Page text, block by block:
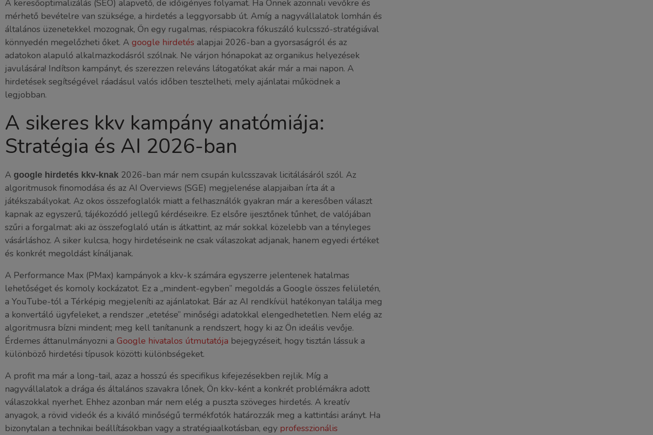
A keresőoptimalizálás (SEO) alapvető, de időigényes folyamat. Ha Önnek azonnali vevőkre és
mérhető bevételre van szüksége, a hirdetés a leggyorsabb út. Amíg a nagyvállalatok lomhán és
általános üzenetekkel mozognak, Ön egy rugalmas, réspiacokra fókuszáló kulcsszó-stratégiával
könnyedén megelőzheti őket. A google hirdetés alapjai 2026-ban a gyorsaságról és az
adatokon alapuló alkalmazkodásról szólnak. Ne várjon hónapokat az organikus helyezések
javulására! Indítson kampányt, és szerezzen releváns látogatókat akár már a mai napon. A
hirdetések segítségével ráadásul valós időben tesztelheti, mely ajánlatai működnek a
legjobban.
A sikeres kkv kampány anatómiája:
Stratégia és AI 2026-ban
A google hirdetés kkv-knak 2026-ban már nem csupán kulcsszavak licitálásáról szól. Az
algoritmusok finomodása és az AI Overviews (SGE) megjelenése alapjaiban írta át a
játékszabályokat. Az okos összefoglalók miatt a felhasználók gyakran már a keresőben választ
kapnak az egyszerű, tájékozódó jellegű kérdéseikre. Ez elsőre ijesztőnek tűnhet, de valójában
szűri a forgalmat: aki az összefoglaló után is átkattint, az már sokkal közelebb van a tényleges
vásárláshoz. A siker kulcsa, hogy hirdetéseink ne csak válaszokat adjanak, hanem egyedi értéket
és konkrét megoldást kínáljanak.
A Performance Max (PMax) kampányok a kkv-k számára egyszerre jelentenek hatalmas
lehetőséget és komoly kockázatot. Ez a „mindent-egyben” megoldás a Google összes felületén,
a YouTube-tól a Térképig megjeleníti az ajánlatokat. Bár az AI rendkívül hatékonyan találja meg
a konvertáló ügyfeleket, a rendszer „etetése” minőségi adatokkal elengedhetetlen. Nem elég az
algoritmusra bízni mindent; meg kell tanítanunk a rendszert, hogy ki az Ön ideális vevője.
Érdemes áttanulmányozni a Google hivatalos útmutatója bejegyzéseit, hogy tisztán lássuk a
különböző hirdetési típusok közötti különbségeket.
A profit ma már a long-tail, azaz a hosszú és specifikus kifejezésekben rejlik. Míg a
nagyvállalatok a drága és általános szavakra lőnek, Ön kkv-ként a konkrét problémákra adott
válaszokkal nyerhet. Ehhez azonban már nem elég a puszta szöveges hirdetés. A kreatív
anyagok, a rövid videók és a kiváló minőségű termékfotók határozzák meg a kattintási arányt. Ha
bizonytalan a technikai beállításokban vagy a stratégiaalkotásban, egy professzionális